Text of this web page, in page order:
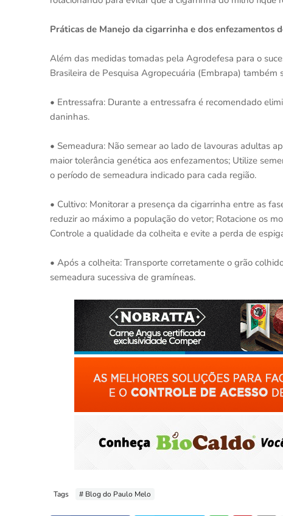
Práticas de Manejo da cigarrinha e dos enfezamentos
Além das medidas tomadas pela Agrodefesa para o
Brasileira de Pesquisa Agropecuária (Embrapa)
• Entressafra: Durante a entressafra é recomendado
daninhas.
• Semeadura: Não semear ao lado de lavouras adultas
maior tolerância genética aos enfezamentos; Utilize
o período de semeadura indicado para cada região.
• Cultivo: Monitorar a presença da cigarrinha entre as
reduzir ao máximo a população do vetor; Rotacione os
Controle a qualidade da colheita e evite a perda de
• Após a colheita: Transporte corretamente o grão
semeadura sucessiva de gramíneas.
Tags # Blog do Paulo Melo